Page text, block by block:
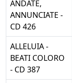
ANDATE,
ANNUNCIATE -
CD 426
ALLELUIA -
BEATI COLORO
- CD 387